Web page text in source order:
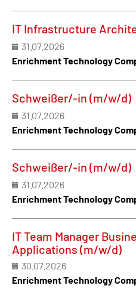
IT Infrastructure
31.07.2026
Enrichment Technology
Schweißer/-in (m/w/d)
31.07.2026
Enrichment Technology
Schweißer/-in (m/w/d)
31.07.2026
Enrichment Technology
IT Team Manager
Applications (m/w/d)
30.07.2026
Enrichment Technology